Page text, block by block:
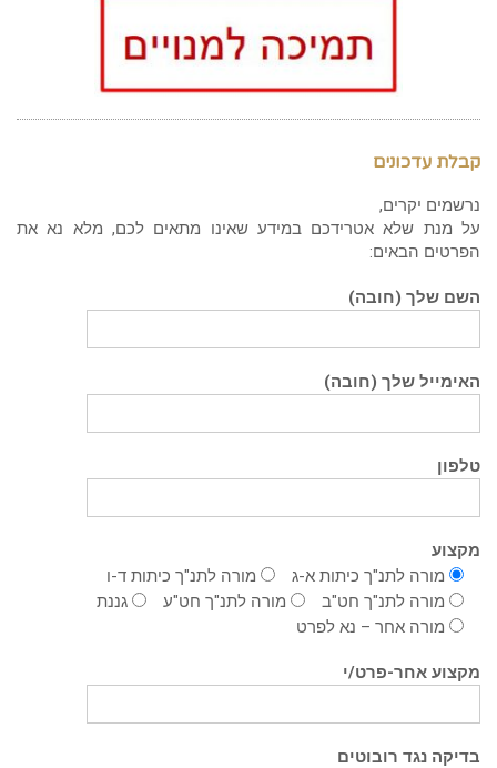
קבלת עדכונים
נרשמים יקרים,
על מנת שלא אטרידכם במידע שאינו מתאים לכם, מלא נא את
הפרטים הבאים:
השם שלך (חובה)
האימייל שלך (חובה)
טלפון
מקצוע
מורה לתנ"ך כיתות א-ג
מורה לתנ"ך כיתות ד-ו
מורה לתנ"ך חט"ב
מורה לתנ"ך חט"ע
גננת
מורה אחר – נא לפרט
מקצוע אחר-פרט/י
בדיקה נגד רובוטים